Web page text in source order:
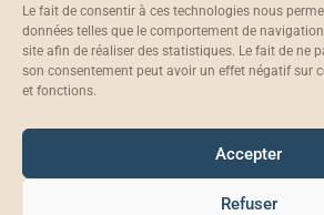
Le fait de consentir à ces technologies nous
données telles que le comportement de
site afin de réaliser des statistiques. Le fait de ne
son consentement peut avoir un effet négatif sur
et fonctions.
Accepter
Refuser
Tap the One - 27 rue Jean Bart
taptheone@gmail.com -